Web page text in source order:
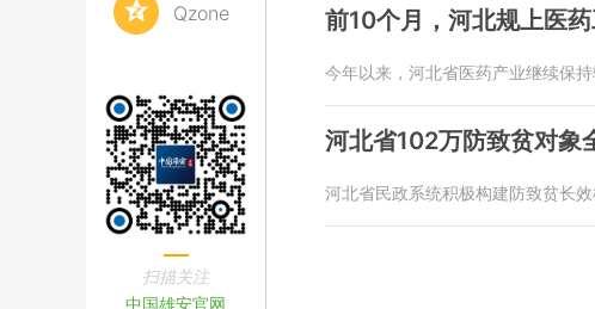
Qzone
扫描关注
中国雄安官网
前10个月，河北规上医
今年以来，河北省医药产业继续保
河北省102万防致贫对象
河北省民政系统积极构建防致贫长